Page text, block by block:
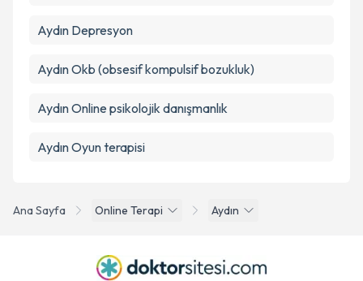
Ana Sayfa Online Terapi Aydın
Aydın Depresyon
Aydın Okb (obsesif kompulsif bozukluk)
Aydın Online psikolojik danışmanlık
Aydın Oyun terapisi